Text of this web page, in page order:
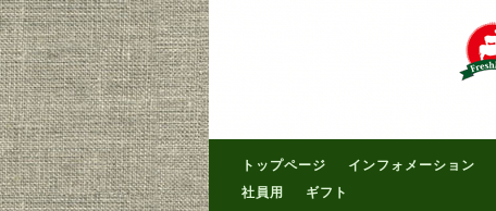
トップページ インフォメーション
社員用
ギフト